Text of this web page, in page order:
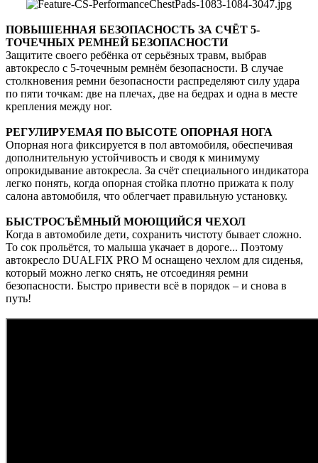
ПОВЫШЕННАЯ БЕЗОПАСНОСТЬ ЗА СЧЁТ 5-
ТОЧЕЧНЫХ РЕМНЕЙ БЕЗОПАСНОСТИ
Защитите своего ребёнка от серьёзных травм, выбрав
автокресло с 5-точечным ремнём безопасности. В случае
столкновения ремни безопасности распределяют силу удара
по пяти точкам: две на плечах, две на бедрах и одна в месте
крепления между ног.
РЕГУЛИРУЕМАЯ ПО ВЫСОТЕ ОПОРНАЯ НОГА
Опорная нога фиксируется в пол автомобиля, обеспечивая
дополнительную устойчивость и сводя к минимуму
опрокидывание автокресла. За счёт специального индикатора
легко понять, когда опорная стойка плотно прижата к полу
салона автомобиля, что облегчает правильную установку.
БЫСТРОСЪЁМНЫЙ МОЮЩИЙСЯ ЧЕХОЛ
Когда в автомобиле дети, сохранить чистоту бывает сложно.
То сок прольётся, то малыша укачает в дороге... Поэтому
автокресло DUALFIX PRO М оснащено чехлом для сиденья,
который можно легко снять, не отсоединяя ремни
безопасности. Быстро привести всё в порядок – и снова в
путь!